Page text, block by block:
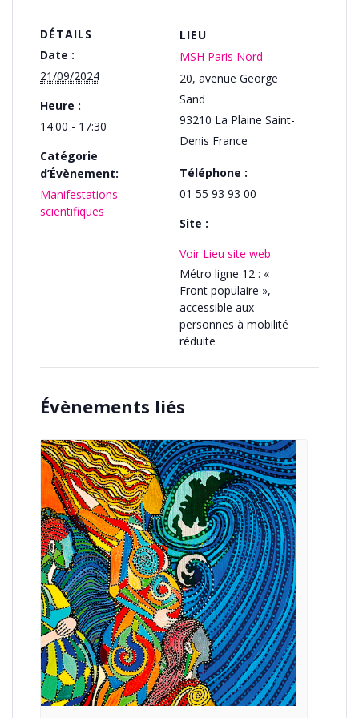
DÉTAILS
Date :
21/09/2024
Heure :
14:00 - 17:30
Catégorie
d’Évènement:
Manifestations
scientifiques
LIEU
MSH Paris Nord
20, avenue George
Sand
93210 La Plaine Saint-
Denis France
Téléphone :
01 55 93 93 00
Site :
Voir Lieu site web
Métro ligne 12 : «
Front populaire »,
accessible aux
personnes à mobilité
réduite
Évènements liés